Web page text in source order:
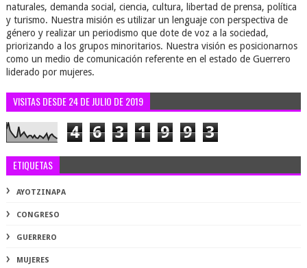
naturales, demanda social, ciencia, cultura, libertad de prensa, política
y turismo. Nuestra misión es utilizar un lenguaje con perspectiva de
género y realizar un periodismo que dote de voz a la sociedad,
priorizando a los grupos minoritarios. Nuestra visión es posicionarnos
como un medio de comunicación referente en el estado de Guerrero
liderado por mujeres.
VISITAS DESDE 24 DE JULIO DE 2019
4 6 3 1 9 9 3
ETIQUETAS
AYOTZINAPA
CONGRESO
GUERRERO
MUJERES